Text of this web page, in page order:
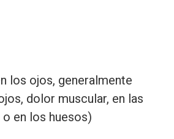
los ojos, generalmente
dolor muscular, en las
en los huesos)